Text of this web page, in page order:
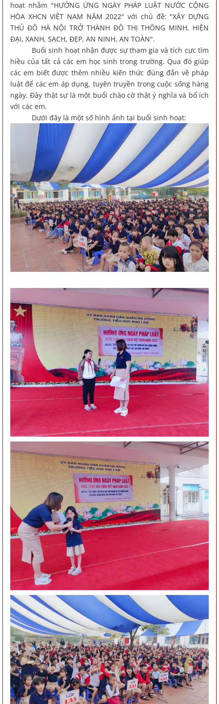
hoạt nhằm "HƯỞNG ỨNG NGÀY PHÁP LUẬT NƯỚC CỘNG
HÒA XHCN VIỆT NAM NĂM 2022" với chủ đề: "XÂY DỰNG
THỦ ĐÔ HÀ NỘI TRỞ THÀNH ĐÔ THỊ THÔNG MINH, HIỆN
ĐẠI, XANH, SẠCH, ĐẸP, AN NINH, AN TOÀN".
Buổi sinh hoạt nhận được sự tham gia và tích cực tìm
hiều của tất cả các em học sinh trong trường. Qua đó giúp
các em biết được thêm nhiều kiến thức đúng đắn về pháp
luật để các em áp dụng, tuyên truyền trong cuộc sống hàng
ngày. Đây thật sự là một buổi chào cờ thật ý nghĩa và bổ ích
với các em.
Dưới đây là một số hình ảnh tại buổi sinh hoạt: